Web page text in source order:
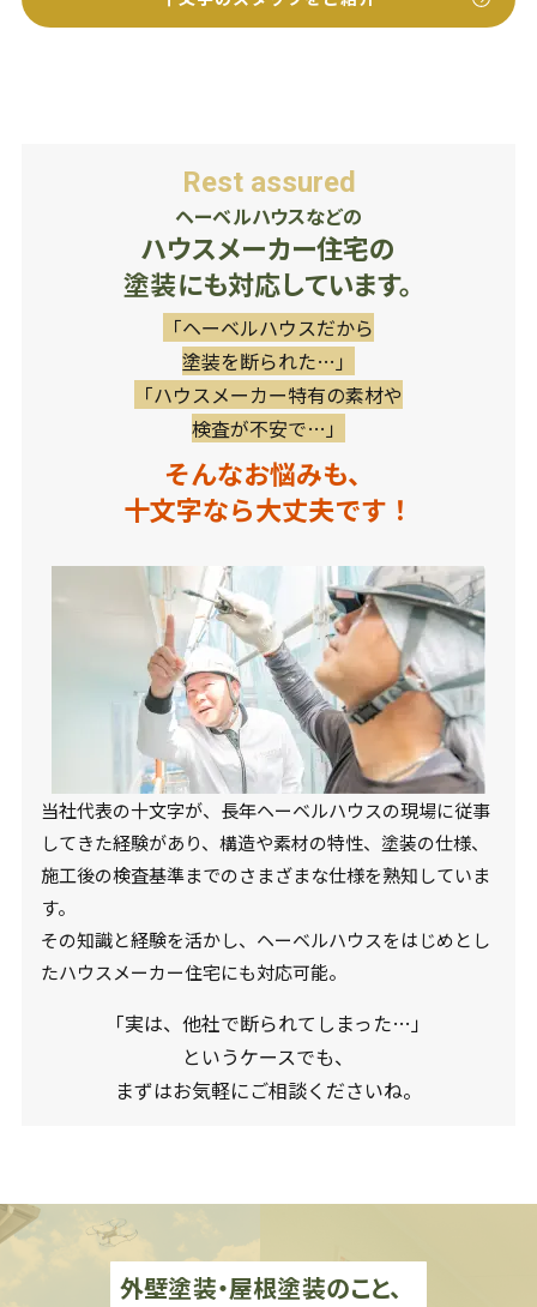
Rest assured
ヘーベルハウスなどの
ハウスメーカー住宅の
塗装にも対応しています。
「ヘーベルハウスだから
塗装を断られた…」
「ハウスメーカー特有の素材や
検査が不安で…」
そんなお悩みも、
十文字なら大丈夫です！
当社代表の十文字が、長年ヘーベルハウスの現場に従事
してきた経験があり、構造や素材の特性、塗装の仕様、
施工後の検査基準までのさまざまな仕様を熟知していま
す。
その知識と経験を活かし、ヘーベルハウスをはじめとし
たハウスメーカー住宅にも対応可能。
「実は、他社で断られてしまった…」
というケースでも、
まずはお気軽にご相談くださいね。
外壁塗装・屋根塗装のこと、